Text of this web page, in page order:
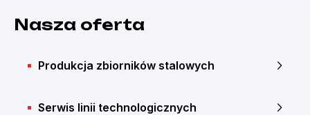
Nasza oferta
Produkcja zbiorników stalowych
Serwis linii technologicznych